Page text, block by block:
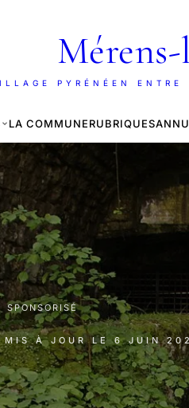
Mérens-
PYRÉNÉEN ENTRE
LA COMMUNERUBRIQUES
SPONSORISÉ
MIS À JOUR LE6 JUIN